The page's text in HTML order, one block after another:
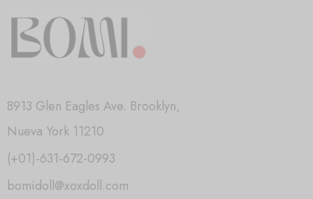
8913 Glen Eagles Ave. Brooklyn,
Nueva York 11210
(+01)-631-672-0993
bomidoll@xoxdoll.com